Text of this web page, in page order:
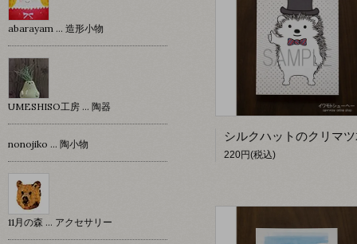
220円(税込)
abarayam … 造形小物
UMESHISO工房 … 陶器
nonojiko ... 陶小物
11月の森 … アクセサリー